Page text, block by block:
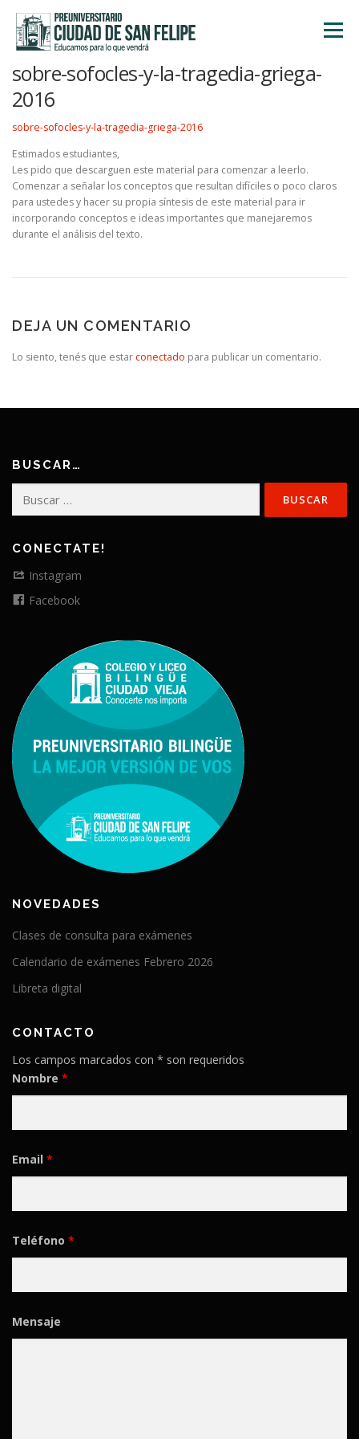
contenido
Menú
INICIO
TALLERES ACTIVIDADES
sobre-sofocles-y-la-tragedia-griega-
2016
sobre-sofocles-y-la-tragedia-griega-2016
Estimados estudiantes,
Les pido que descarguen este material para comenzar a leerlo.
Comenzar a señalar los conceptos que resultan difíciles o poco claros
para ustedes y hacer su propia síntesis de este material para ir
incorporando conceptos e ideas importantes que manejaremos
durante el análisis del texto.
DEJA UN COMENTARIO
Lo siento, tenés que estar conectado para publicar un comentario.
BUSCAR…
CONECTATE!
Instagram
Facebook
NOVEDADES
Clases de consulta para exámenes
Calendario de exámenes Febrero 2026
Libreta digital
CONTACTO
Los campos marcados con * son requeridos
Nombre *
Email *
Teléfono *
Mensaje